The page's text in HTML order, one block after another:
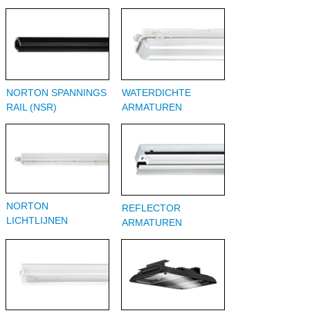
NORTON SPANNINGS
RAIL (NSR)
WATERDICHTE
ARMATUREN
NORTON
LICHTLIJNEN
REFLECTOR
ARMATUREN